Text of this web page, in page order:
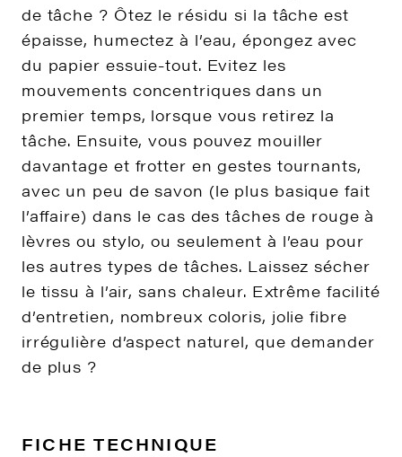
de tâche ? Ôtez le résidu si la tâche est
épaisse, humectez à l’eau, épongez avec
du papier essuie-tout. Evitez les
mouvements concentriques dans un
premier temps, lorsque vous retirez la
tâche. Ensuite, vous pouvez mouiller
davantage et frotter en gestes tournants,
avec un peu de savon (le plus basique fait
l’affaire) dans le cas des tâches de rouge à
lèvres ou stylo, ou seulement à l’eau pour
les autres types de tâches. Laissez sécher
le tissu à l’air, sans chaleur. Extrême facilité
d’entretien, nombreux coloris, jolie fibre
irrégulière d’aspect naturel, que demander
de plus ?
FICHE TECHNIQUE